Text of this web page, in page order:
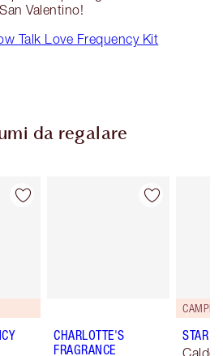
San Valentino!
Talk Love Frequency Kit
da regalare
1 di 30 Articolo 2 di 30
CHARLOTTE'S
FRAGRANCE
STAR
Caldo